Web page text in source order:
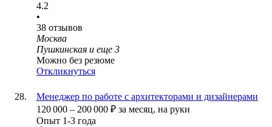
4.2
•
38 отзывов
Москва
Пушкинская и еще 3
Можно без резюме
Откликнуться
Менеджер по работе с архитекторами и дизайнерами
120 000 – 200 000 ₽ за месяц, на руки
Опыт 1-3 года